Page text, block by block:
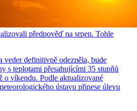
předpověď na srpen. Tohle
veder definitivně odezněla, bude
s teplotami přesahujícími 35 stupňů
o víkendu. Podle aktualizované
ústavu přinese úlevu